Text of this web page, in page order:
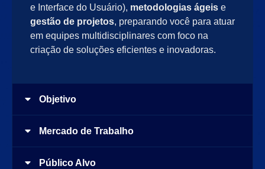
e Interface do Usuário), metodologias ágeis e
gestão de projetos, preparando você para atuar
em equipes multidisciplinares com foco na
criação de soluções eficientes e inovadoras.
Objetivo
Mercado de Trabalho
Público Alvo